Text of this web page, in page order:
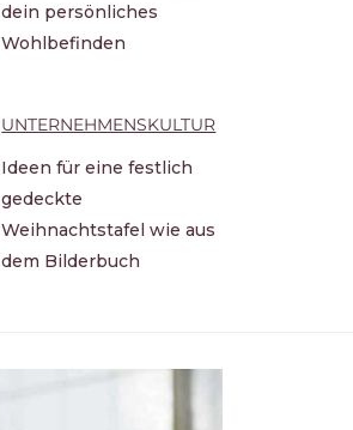
dein persönliches
Wohlbefinden
UNTERNEHMENSKULTUR
Ideen für eine festlich
gedeckte
Weihnachtstafel wie aus
dem Bilderbuch